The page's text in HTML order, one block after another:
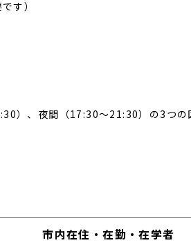
す）
）、夜間（17:30～21:30）の3つの
市内在住・在勤・在学者 (
市内在住・在勤・在学者